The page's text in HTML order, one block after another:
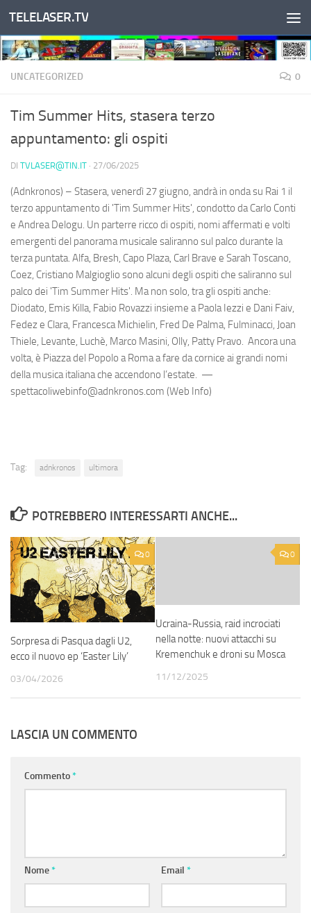
Salta al contenuto
TELELASER.TV
UNCATEGORIZED 0
Tim Summer Hits, stasera terzo
appuntamento: gli ospiti
DI TVLASER@TIN.IT · 27/06/2025
(Adnkronos) – Stasera, venerdì 27 giugno, andrà in onda su Rai 1 il
terzo appuntamento di 'Tim Summer Hits', condotto da Carlo Conti
e Andrea Delogu. Un parterre ricco di ospiti, nomi affermati e volti
emergenti del panorama musicale saliranno sul palco durante la
terza puntata. Alfa, Bresh, Capo Plaza, Carl Brave e Sarah Toscano,
Coez, Cristiano Malgioglio sono alcuni degli ospiti che saliranno sul
palco dei 'Tim Summer Hits'. Ma non solo, tra gli ospiti anche:
Diodato, Emis Killa, Fabio Rovazzi insieme a Paola Iezzi e Dani Faiv,
Fedez e Clara, Francesca Michielin, Fred De Palma, Fulminacci, Joan
Thiele, Levante, Luchè, Marco Masini, Olly, Patty Pravo. Ancora una
volta, è Piazza del Popolo a Roma a fare da cornice ai grandi nomi
della musica italiana che accendono l’estate. —
spettacoliwebinfo@adnkronos.com (Web Info)
Tag: adnkronos ultimora
POTREBBERO INTERESSARTI ANCHE...
0
Sorpresa di Pasqua dagli U2,
ecco il nuovo ep ‘Easter Lily’
03/04/2026
0
Ucraina-Russia, raid incrociati
nella notte: nuovi attacchi su
Kremenchuk e droni su Mosca
11/12/2025
LASCIA UN COMMENTO
Commento*
Nome* Email *